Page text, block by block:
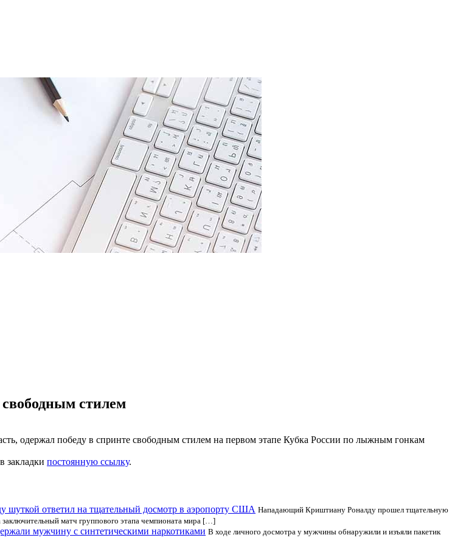
стилем
одержал победу в спринте свободным стилем на первом этапе Кубка России по лыжным гонкам
закладки постоянную ссылку.
шуткой ответил на тщательный досмотр в аэропорту США Нападающий Криштиану Роналду прошел тщательную
матч группового этапа чемпионата мира […]
мужчину с синтетическими наркотиками В ходе личного досмотра у мужчины обнаружили и изъяли пакетик